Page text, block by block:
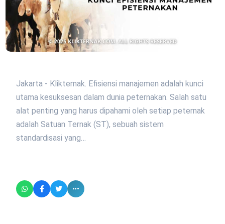
Jakarta - Klikternak. Efisiensi manajemen adalah kunci
utama kesuksesan dalam dunia peternakan. Salah satu
alat penting yang harus dipahami oleh setiap peternak
adalah Satuan Ternak (ST), sebuah sistem
standardisasi yang…